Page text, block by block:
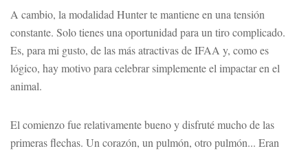
A cambio, la modalidad Hunter te mantiene en una tensión
constante. Solo tienes una oportunidad para un tiro complicado.
Es, para mi gusto, de las más atractivas de IFAA y, como es
lógico, hay motivo para celebrar simplemente el impactar en el
animal.
El comienzo fue relativamente bueno y disfruté mucho de las
primeras flechas. Un corazón, un pulmón, otro pulmón... Eran